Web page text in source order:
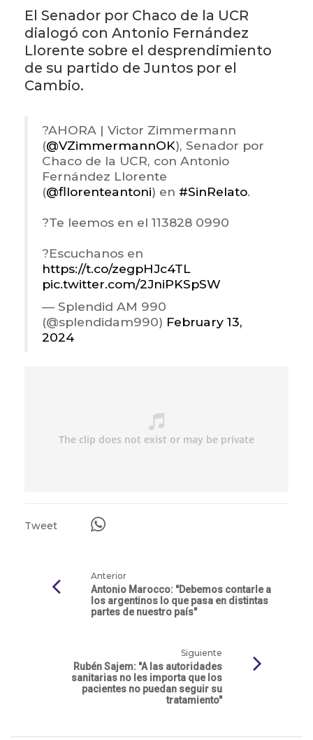
El Senador por Chaco de la UCR
dialogó con Antonio Fernández
Llorente sobre el desprendimiento
de su partido de Juntos por el
Cambio.
?️AHORA | Victor Zimmermann
(@VZimmermannOK), Senador por
Chaco de la UCR, con Antonio
Fernández Llorente
(@fllorenteantoni) en #SinRelato.
?Te leemos en el 113828 0990
?Escuchanos en
https://t.co/zegpHJc4TL
pic.twitter.com/2JniPKSpSW
— Splendid AM 990
(@splendidam990) February 13,
2024
Tweet
Anterior
Antonio Marocco: "Debemos contarle a
los argentinos lo que pasa en distintas
partes de nuestro país"
Siguiente
Rubén Sajem: "A las autoridades
sanitarias no les importa que los
pacientes no puedan seguir su
tratamiento"